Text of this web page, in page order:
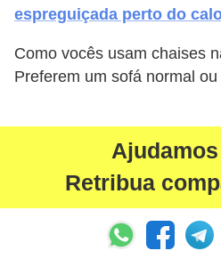
espreguiçada perto do
Como vocês usam chaises
Preferem um sofá normal
Retribua